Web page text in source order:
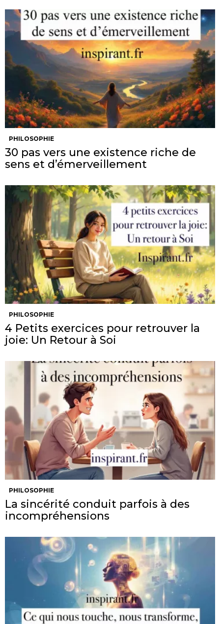
PHILOSOPHIE
30 pas vers une existence riche de
sens et d’émerveillement
PHILOSOPHIE
4 Petits exercices pour retrouver la
joie: Un Retour à Soi
PHILOSOPHIE
La sincérité conduit parfois à des
incompréhensions